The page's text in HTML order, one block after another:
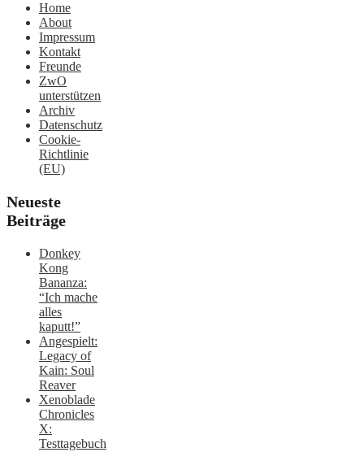
Home
About
Impressum
Kontakt
Freunde
ZwO
unterstützen
Archiv
Datenschutz
Cookie-
Richtlinie
(EU)
Neueste
Beiträge
Donkey
Kong
Bananza:
“Ich mache
alles
kaputt!”
Angespielt:
Legacy of
Kain: Soul
Reaver
Xenoblade
Chronicles
X:
Testtagebuch